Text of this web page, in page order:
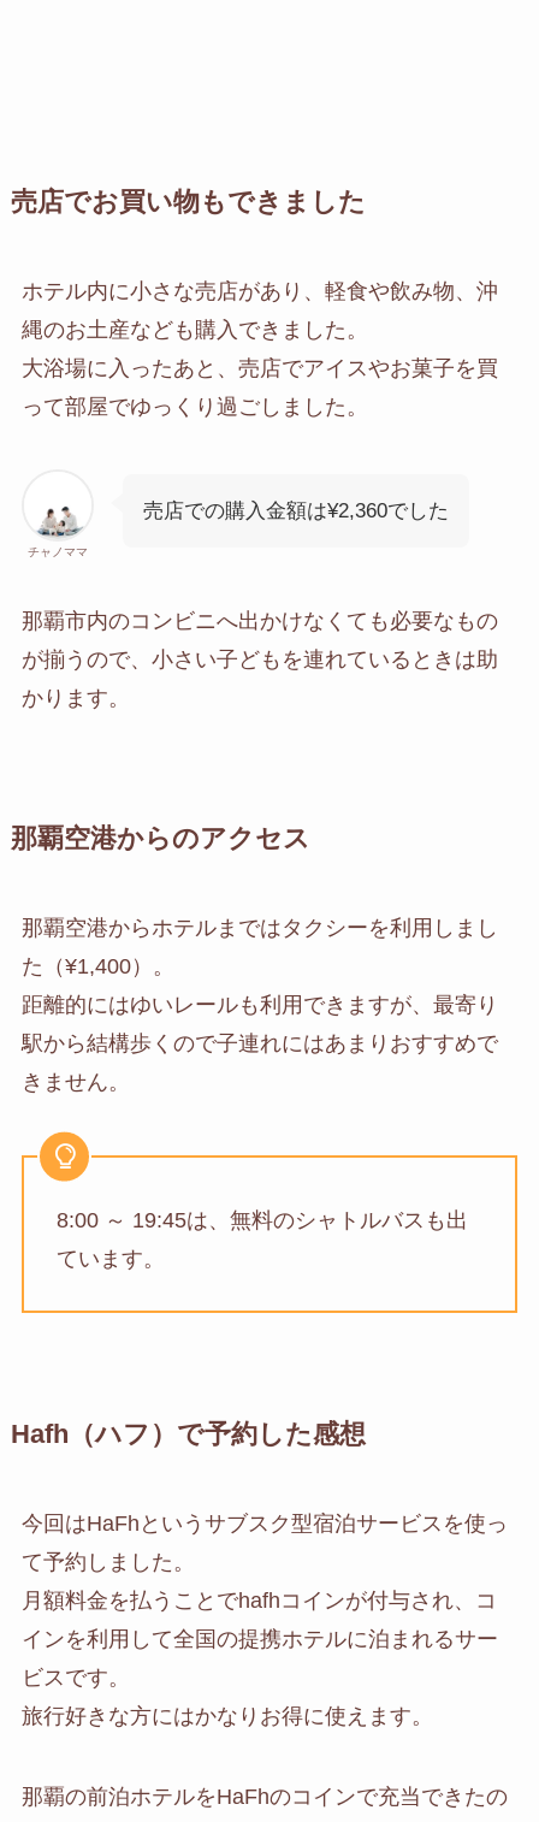
売店でお買い物もできました
ホテル内に小さな売店があり、軽食や飲み物、沖
縄のお土産なども購入できました。
大浴場に入ったあと、売店でアイスやお菓子を買
って部屋でゆっくり過ごしました。
チャノママ
売店での購入金額は¥2,360でした
那覇市内のコンビニへ出かけなくても必要なもの
が揃うので、小さい子どもを連れているときは助
かります。
那覇空港からのアクセス
那覇空港からホテルまではタクシーを利用しまし
た（¥1,400）。
距離的にはゆいレールも利用できますが、最寄り
駅から結構歩くので子連れにはあまりおすすめで
きません。
8:00 ～ 19:45は、無料のシャトルバスも出
ています。
Hafh（ハフ）で予約した感想
今回はHaFhというサブスク型宿泊サービスを使っ
て予約しました。
月額料金を払うことでhafhコインが付与され、コ
インを利用して全国の提携ホテルに泊まれるサー
ビスです。
旅行好きな方にはかなりお得に使えます。
那覇の前泊ホテルをHaFhのコインで充当できたの